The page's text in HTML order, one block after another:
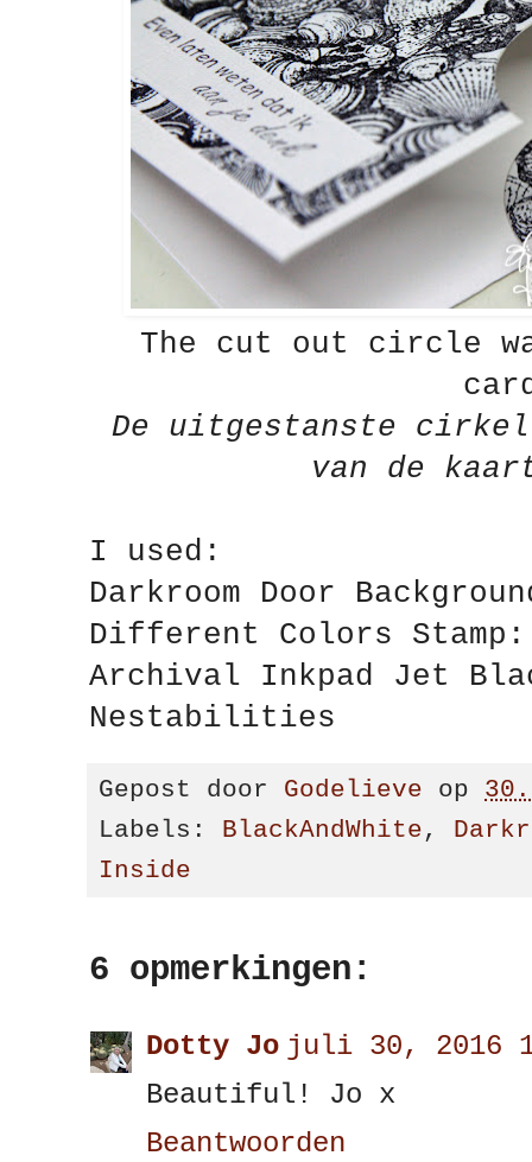
The cut out circle
De uitgestanste
van de
I used:
Darkroom Door
Different Colors
Archival Inkpad Jet
Nestabilities
Gepost door Godelieve op
Labels: BlackAndWhite,
Inside
6 opmerkingen:
Dotty Jo juli 30, 2016
Beautiful! Jo x
Beantwoorden